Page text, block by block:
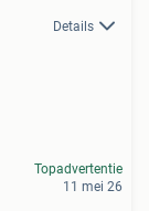
Details
Topadvertentie
11 mei 26